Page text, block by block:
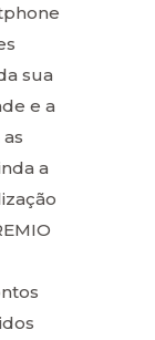
sua
e a
a